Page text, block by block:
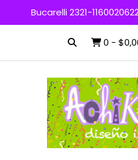
Bucarelli 2321-
0 -